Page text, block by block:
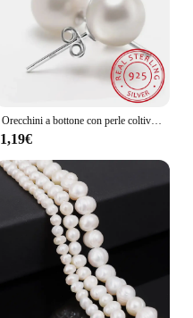
Orecchini a bottone con perle coltivate d'acqua dolce in argento Sterling 925 6mm/8mm/10mm per le donne come i migliori regali Jewerly
1,19€